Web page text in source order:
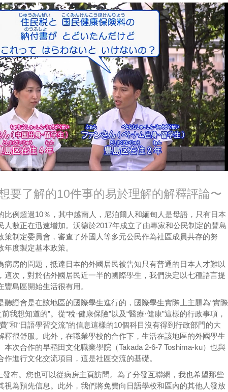
要了解的10件事的易於理解的解釋評論〜
比例超過10％，其中越南人，尼泊爾人和緬甸人是母語，只有日本
人數正在迅速增加。沃德於2017年成立了由專家和公民制定的豐島
策制定委員會，審查了外國人等多元公民作為社區成員共存的努
度製定基本政策。
病房的問題，抵達日本的外國居民被告知只有普通的日本人才難以
這次，對於佔外國居民近一半的國際學生，我們決定以七種語言提
島區開始生活很有用。
聽證會是在該地區的國際學生進行的，國際學生實際上主題為“實際
前我想知道的”。從“稅·健康保險”以及“醫療·健康”這樣的行政事項，
”和“日語學習交流”的信息這樣的10個科目沒有得到行政部門的大
釋很舒服。此外，在職業學校的合作下，生活在該地區的外國學生
本次合作的早稻田文化職業學院（Takada 2-6-7 Toshima-ku）也與
作進行文化交流項目，這是社區交流的基礎。
發布。您也可以從病房主頁訪問。為了分發互聯網，我也希望那些
視為預先信息。此外，我們將免費向日語學校和區內的其他人發放